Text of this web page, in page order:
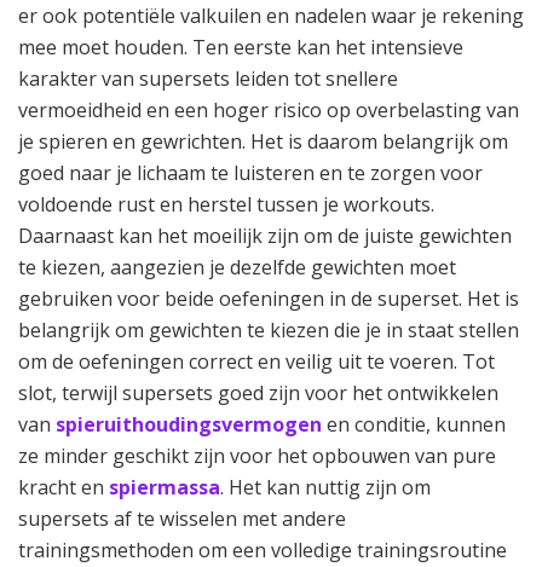
er ook potentiële valkuilen en nadelen waar je rekening
mee moet houden. Ten eerste kan het intensieve
karakter van supersets leiden tot snellere
vermoeidheid en een hoger risico op overbelasting van
je spieren en gewrichten. Het is daarom belangrijk om
goed naar je lichaam te luisteren en te zorgen voor
voldoende rust en herstel tussen je workouts.
Daarnaast kan het moeilijk zijn om de juiste gewichten
te kiezen, aangezien je dezelfde gewichten moet
gebruiken voor beide oefeningen in de superset. Het is
belangrijk om gewichten te kiezen die je in staat stellen
om de oefeningen correct en veilig uit te voeren. Tot
slot, terwijl supersets goed zijn voor het ontwikkelen
van spieruithoudingsvermogen en conditie, kunnen
ze minder geschikt zijn voor het opbouwen van pure
kracht en spiermassa. Het kan nuttig zijn om
supersets af te wisselen met andere
trainingsmethoden om een volledige trainingsroutine